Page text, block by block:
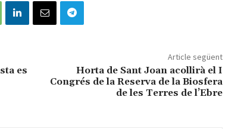
es
Article següent
Horta de Sant Joan acollirà el I
Congrés de la Reserva de la Biosfera
de les Terres de l’Ebre